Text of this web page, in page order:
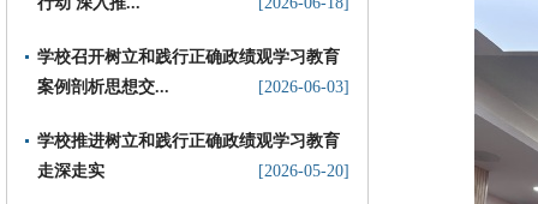
学校召开树立和践行正确政绩观学习教育
案例剖析思想交...
[2026-06-03]
学校推进树立和践行正确政绩观学习教育
走深走实
[2026-05-20]